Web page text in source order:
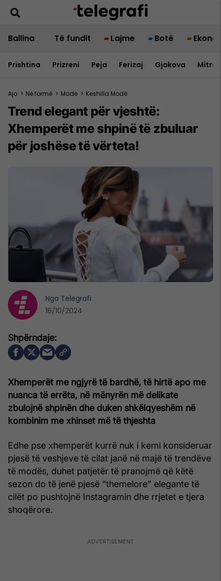
Ballina Të fundit Lajme Botë
Prishtina Prizreni Peja Ferizaj Gjakova
Ajo > Në formë > Modë > Keshilla Modë
Trend elegant për vjeshtë:
Xhemperët me shpinë të zbuluar
për joshëse të vërteta!
Xhemperët me ngjyrë të bardhë, të hirtë apo me
nuanca të errëta, në mënyrën më delikate
zbulojnë shpinën dhe duken shkëlqyeshëm në
kombinim me xhinset më të thjeshta
Edhe pse xhemperët kurrë nuk i kemi konsideruar
pjesë të veshjeve të cilat janë në majë të trendëve
të modës, duhet patjetër të pranojmë që këtë
sezon do të jenë pjesë “themelore” elegante të
cilët po pushtojnë Instagramin dhe rrjetet e tjera
shoqërore.
Nga Telegrafi
16/10/2024